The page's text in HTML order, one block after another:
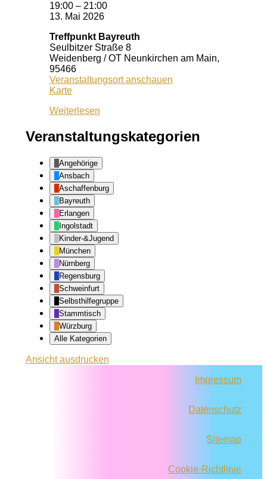
19:00 – 21:00
13. Mai 2026
Treffpunkt Bayreuth
Seulbitzer Straße 8
Weidenberg / OT Neunkirchen am Main,
95466
Veranstaltungsort anschauen
KarteTreffpunkt
Weiterlesen
Veranstaltungskategorien
Angehörige
Ansbach
Aschaffenburg
Bayreuth
Erlangen
Ingolstadt
Kinder-&Jugend
München
Nürnberg
Regensburg
Schweinfurt
Selbsthilfegruppe
Stammtisch
Würzburg
Alle Kategorien
Ansichtausdrucken
Impressum
Datenschutz
Sitemap
Cookie-Richtlinie